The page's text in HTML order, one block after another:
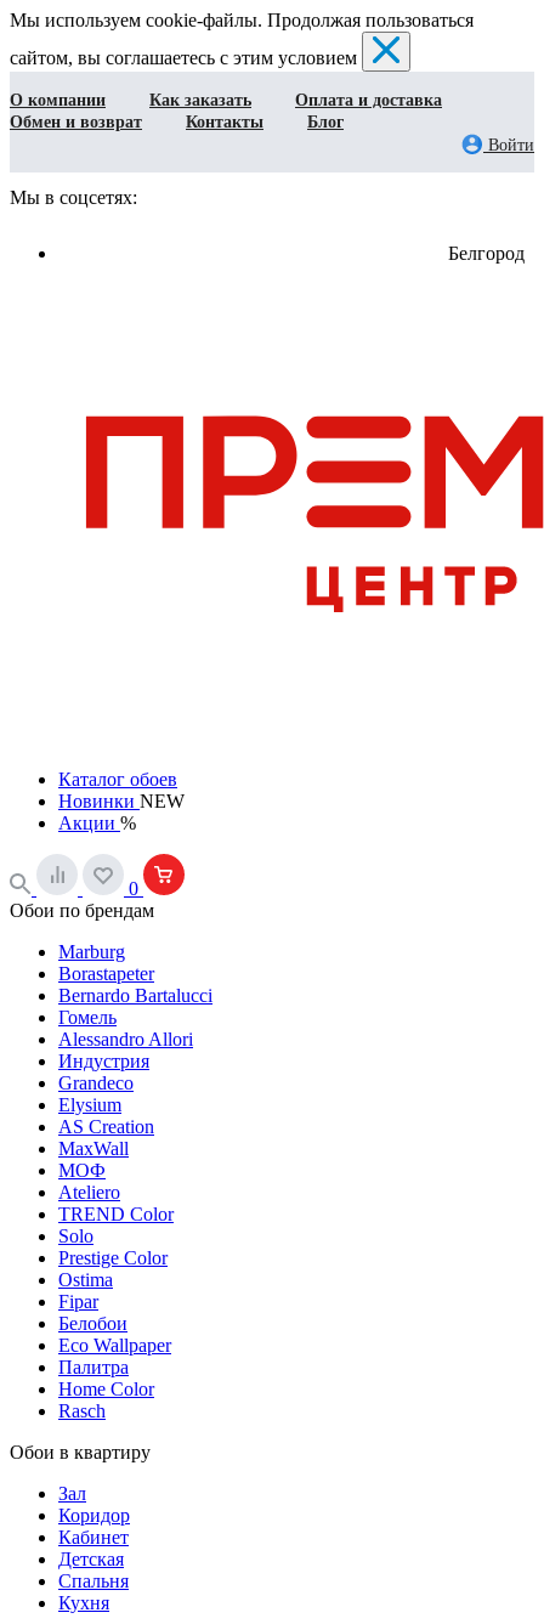
Мы используем cookie-файлы. Продолжая пользоваться
сайтом, вы соглашаетесь с этим условием
О компании Как заказать
Оплата и доставка
Обмен и возврат
Контакты
Блог
Войти
Мы в соцсетях:
Белгород
Каталог обоев
Новинки NEW
Акции %
0
Обои по брендам
Marburg
Borastapeter
Bernardo Bartalucci
Гомель
Alessandro Allori
Индустрия
Grandeco
Elysium
AS Creation
MaxWall
МОФ
Ateliero
TREND Color
Solo
Prestige Color
Ostima
Fipar
Белобои
Eco Wallpaper
Палитра
Home Color
Rasch
Обои в квартиру
Зал
Коридор
Кабинет
Детская
Спальня
Кухня